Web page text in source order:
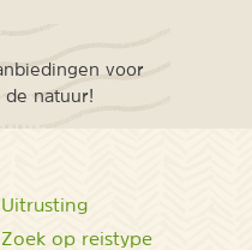
voor
de natuur!
Uitrusting
Zoek op reistype